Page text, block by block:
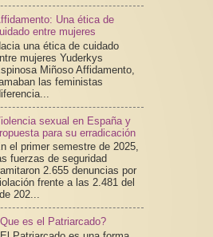
Una ética de
entre mujeres
una ética de cuidado
mujeres Yuderkys
Miñoso Affidamento,
las feministas
sexual en España y
para su erradicación
el primer semestre de 2025,
fuerzas de seguridad
2.655 denuncias por
frente a las 2.481 del
202...
es el Patriarcado?